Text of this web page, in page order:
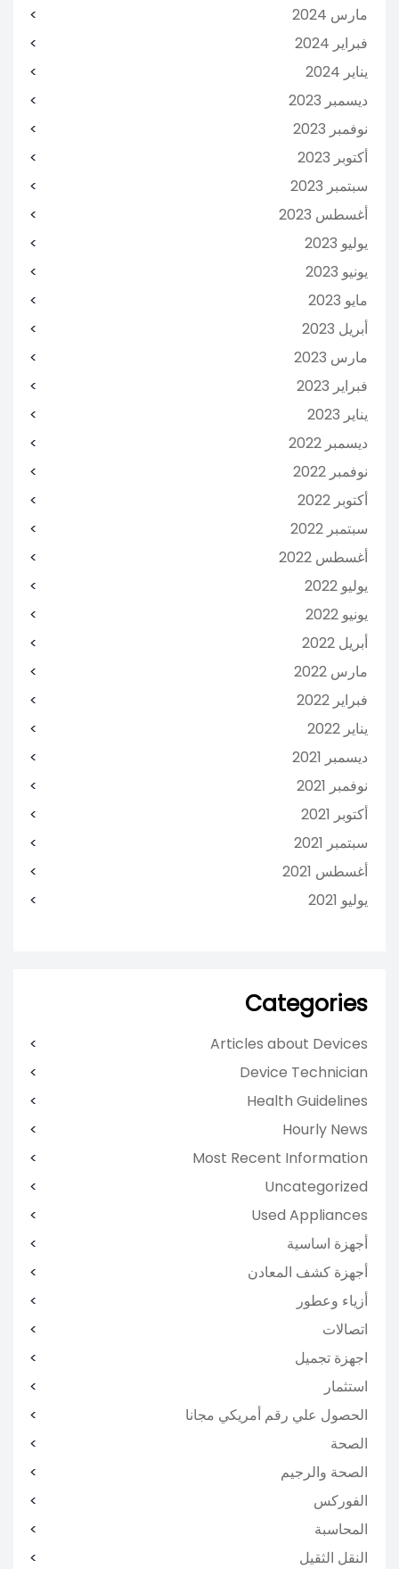
مارس 2024
فبراير 2024
يناير 2024
ديسمبر 2023
نوفمبر 2023
أكتوبر 2023
سبتمبر 2023
أغسطس 2023
يوليو 2023
يونيو 2023
مايو 2023
أبريل 2023
مارس 2023
فبراير 2023
يناير 2023
ديسمبر 2022
نوفمبر 2022
أكتوبر 2022
سبتمبر 2022
أغسطس 2022
يوليو 2022
يونيو 2022
أبريل 2022
مارس 2022
فبراير 2022
يناير 2022
ديسمبر 2021
نوفمبر 2021
أكتوبر 2021
سبتمبر 2021
أغسطس 2021
يوليو 2021
Categories
Articles about Devices
Device Technician
Health Guidelines
Hourly News
Most Recent Information
Uncategorized
Used Appliances
أجهزة اساسية
أجهزة كشف المعادن
أزياء وعطور
اتصالات
اجهزة تجميل
استثمار
الحصول علي رقم أمريكي مجانا
الصحة
الصحة والرجيم
الفوركس
المحاسبة
النقل الثقيل